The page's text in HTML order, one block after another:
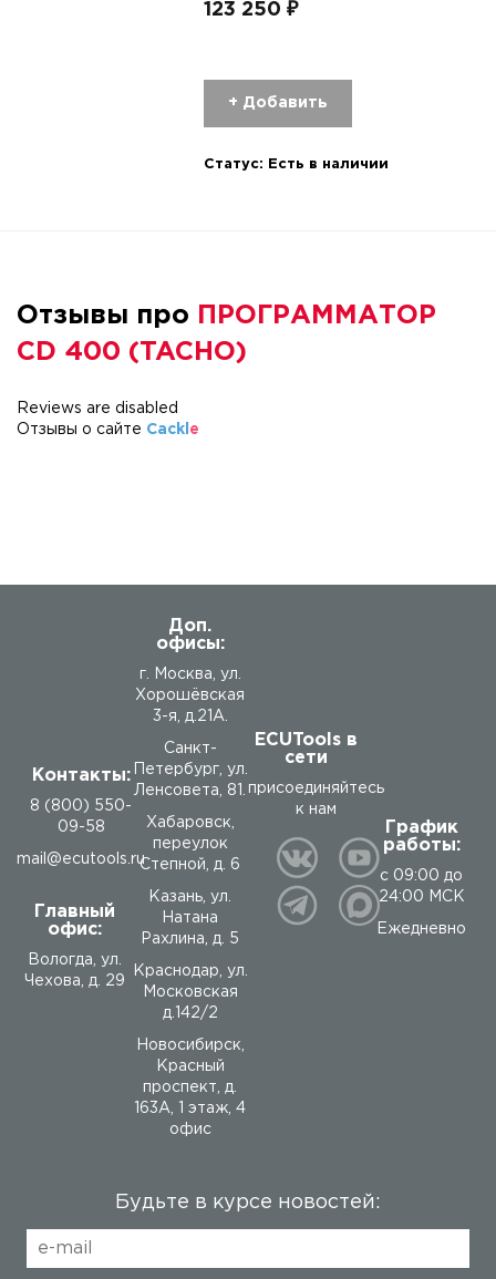
123 250 ₽
+ Добавить
Статус: Есть в наличии
Отзывы про ПРОГРАММАТОР
CD 400 (TACHO)
Reviews are disabled
Отзывы о сайте Cackl e
Контакты:
8 (800) 550-
09-58
mail@ecutools.ru
Главный
офис:
Вологда
ул.
Чехова, д. 29
Доп.
офисы:
г. Москва, ул.
Хорошёвская
3-я, д.21А.
Санкт-
Петербург, ул.
Ленсовета, 81.
Хабаровск,
переулок
Степной, д. 6
Казань, ул.
Натана
Рахлина, д. 5
Краснодар, ул.
Московская
д.142/2
Новосибирск,
Красный
проспект, д.
163А, 1 этаж, 4
офис
ECUTools в
сети
присоединяйтесь
к нам
График
работы:
с 09:00 до
24:00 МСК
Ежедневно
Будьте в курсе новостей: